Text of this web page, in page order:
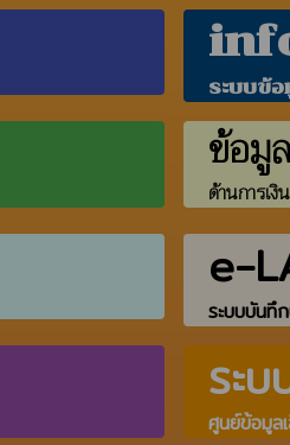
ระบบข้
ข้อมูล
ด้านการเ
e-
ระบบบัน
ระบ
ศูนย์ข้อมูล